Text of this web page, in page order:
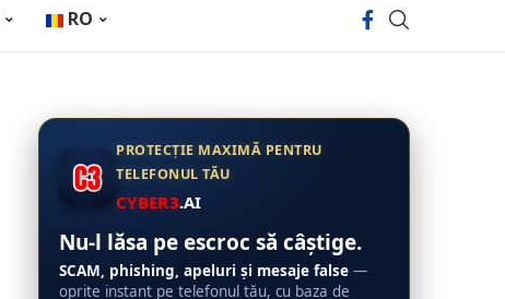
RO
PROTECȚIE MAXIMĂ PENTRU
TELEFONUL TĂU
CYBER3.AI
Nu-l lăsa pe escroc să câștige.
SCAM, phishing, apeluri și mesaje false —
oprite instant pe telefonul tău, cu baza de